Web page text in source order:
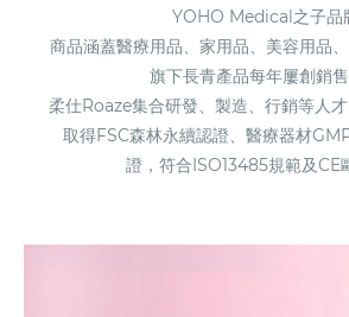
YOHO Medical之子品
商品涵蓋醫療用品、家用品、美容用品
旗下長青產品每年屢創銷
柔仕Roaze集合研發、製造、行銷等人
取得FSC森林永續認證、醫療器材
證，符合ISO13485規範及CE